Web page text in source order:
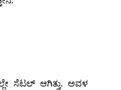
ಸೆಟಲ್ ಆಗಿತ್ತು. ಅವಳ